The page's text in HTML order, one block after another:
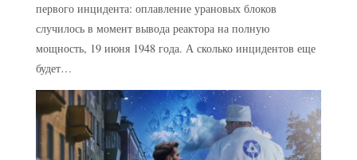
первого инцидента: оплавление урановых блоков
случилось в момент вывода реактора на полную
мощность, 19 июня 1948 года. А сколько инцидентов еще
будет…